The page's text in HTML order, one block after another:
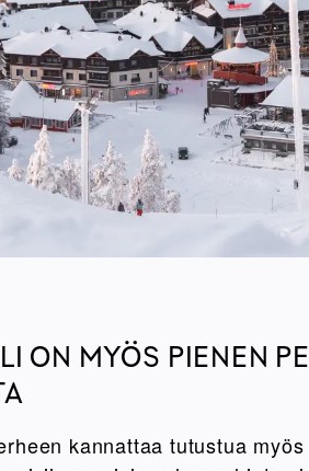
ON MYÖS PIENEN
kannattaa tutustua